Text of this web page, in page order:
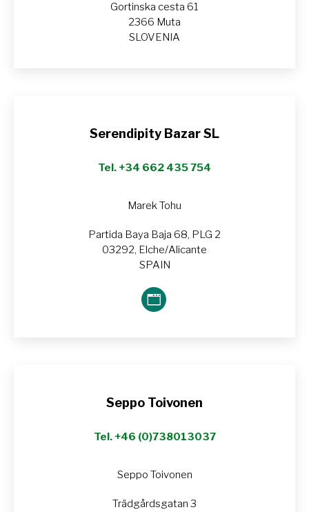
Gortinska cesta 61
2366 Muta
SLOVENIA
Serendipity Bazar SL
Tel. +34 662 435 754
Marek Tohu
Partida Baya Baja 68, PLG 2
03292, Elche/Alicante
SPAIN
Blog
Seppo Toivonen
Tel. +46 (0)738013037
Seppo Toivonen
Trädgårdsgatan 3